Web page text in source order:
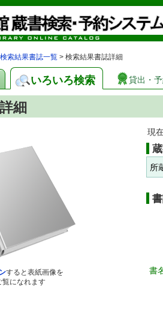
検索結果書誌一覧 > 検索結果書誌詳細
いろいろ検索 貸出・
細
すると表紙画像を
覧になれます
現
所
書